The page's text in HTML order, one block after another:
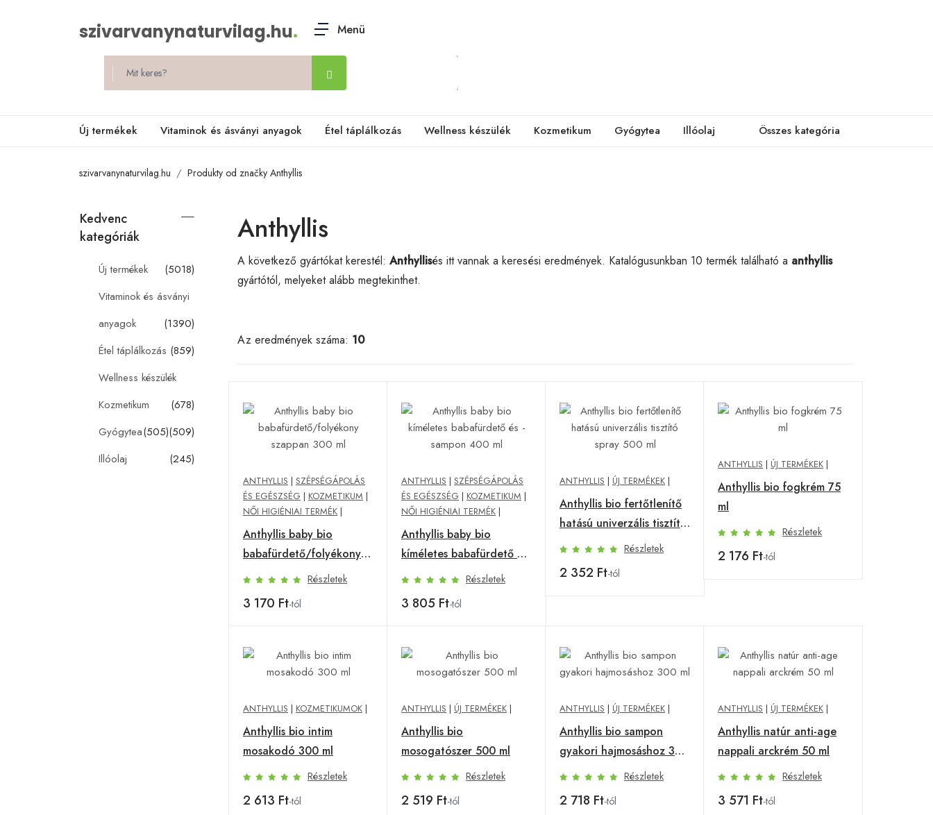
szivarvanynaturvilag.hu. Menü
Új termékek Vitaminok és ásványi anyagok Étel táplálkozás Wellness készülék Kozmetikum Gyógytea Illóolaj Összes kategória
szivarvanynaturvilag.hu Produkty od značky Anthyllis
Kedvenc
kategóriák
Új termékek
(5018)
Vitaminok és ásványi
anyagok
(1390)
Étel táplálkozás (859)
Wellness készülék
(678)
Kozmetikum
(509)
Gyógytea(505)
Illóolaj
(245)
Anthyllis
A következő gyártókat kerestél: Anthyllisés itt vannak a keresési eredmények. Katalógusunkban 10 termék található a anthyllis
gyártótól, melyeket alább megtekinthet.
Az eredmények száma: 10
ANTHYLLIS | SZÉPSÉGÁPOLÁS
ÉS EGÉSZSÉG | KOZMETIKUM |
NŐI HIGIÉNIAI TERMÉK |
Anthyllis baby bio
babafürdető/folyékony
szappan 300 mlRészletek
3 170 Ft-tól
ANTHYLLIS | SZÉPSÉGÁPOLÁS
ÉS EGÉSZSÉG | KOZMETIKUM |
NŐI HIGIÉNIAI TERMÉK |
Anthyllis baby bio
kíméletes babafürdető és
-sampon 400 mlRészletek
3 805 Ft-tól
ANTHYLLIS | ÚJ TERMÉKEK |
Anthyllis bio fertőtlenítő
hatású univerzális tisztító
spray 500 ml Részletek
2 352 Ft-tól
ANTHYLLIS | ÚJ TERMÉKEK |
Anthyllis bio fogkrém 75
ml
Részletek
2 176 Ft-tól
ANTHYLLIS | KOZMETIKUMOK |
Anthyllis bio intim
mosakodó 300 ml
Részletek
2 613 Ft-tól
ANTHYLLIS | ÚJ TERMÉKEK |
Anthyllis bio
mosogatószer 500 ml
Részletek
2 519 Ft-tól
ANTHYLLIS | ÚJ TERMÉKEK |
Anthyllis bio sampon
gyakori hajmosáshoz 300
ml
Részletek
2 718 Ft-tól
ANTHYLLIS | ÚJ TERMÉKEK |
Anthyllis natúr anti-age
nappali arckrém 50 ml
Részletek
3 571 Ft-tól